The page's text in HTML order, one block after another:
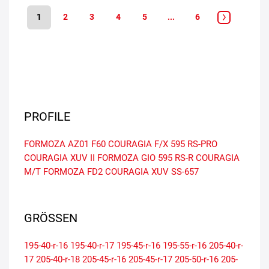
1 2 3 4 5 ... 6
PROFILE
FORMOZA AZ01 F60 COURAGIA F/X 595 RS-PRO
COURAGIA XUV II FORMOZA GIO 595 RS-R COURAGIA
M/T FORMOZA FD2 COURAGIA XUV SS-657
GRÖSSEN
195-40-r-16 195-40-r-17 195-45-r-16 195-55-r-16 205-40-r-
17 205-40-r-18 205-45-r-16 205-45-r-17 205-50-r-16 205-